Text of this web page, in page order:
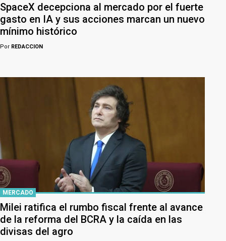
SpaceX decepciona al mercado por el fuerte
gasto en IA y sus acciones marcan un nuevo
mínimo histórico
Por REDACCION
MERCADO
Milei ratifica el rumbo fiscal frente al avance
de la reforma del BCRA y la caída en las
divisas del agro